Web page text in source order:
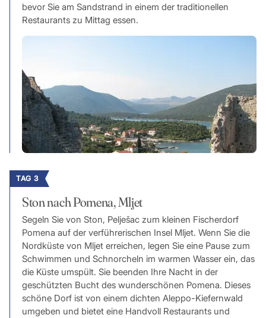
bevor Sie am Sandstrand in einem der traditionellen
Restaurants zu Mittag essen.
TAG 3
Ston nach Pomena, Mljet
Segeln Sie von Ston, Pelješac zum kleinen Fischerdorf
Pomena auf der verführerischen Insel Mljet. Wenn Sie die
Nordküste von Mljet erreichen, legen Sie eine Pause zum
Schwimmen und Schnorcheln im warmen Wasser ein, das
die Küste umspült. Sie beenden Ihre Nacht in der
geschützten Bucht des wunderschönen Pomena. Dieses
schöne Dorf ist von einem dichten Aleppo-Kiefernwald
umgeben und bietet eine Handvoll Restaurants und